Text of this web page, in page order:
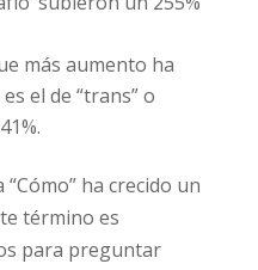
subieron un
más aumento ha
el de “trans” o
ha crecido
Este término es